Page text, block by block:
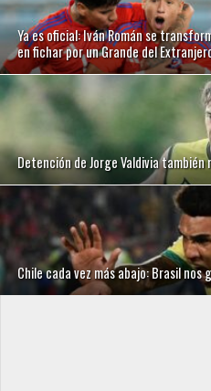
Ya es oficial: Iván Román se
en fichar por un Grande del
Detención de Jorge Valdivia
Chile cada vez más abajo: Brasil nos